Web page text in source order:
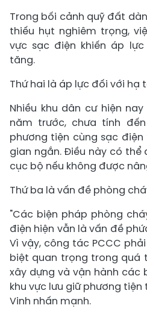
Trong bối cảnh quỹ đất
thiếu hụt nghiêm trọng,
vực sạc điện khiến áp
tăng.
Thứ hai là áp lực đối với hạ
Nhiều khu dân cư hiện
năm trước, chưa tính
phương tiện cùng sạc
gian ngắn. Điều này có
cục bộ nếu không được
Thứ ba là vấn đề phòng
"Các biện pháp phòng
điện hiện vẫn là vấn đề
Vì vậy, công tác PCCC
biệt quan trọng trong quá
xây dựng và vận hành các
khu vực lưu giữ phương
Vinh nhấn mạnh.